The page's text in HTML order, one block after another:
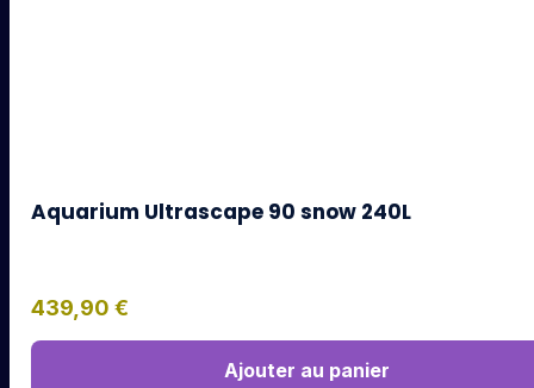
Aquarium Ultrascape 90 snow 240L
439,90 €
Ajouter au panier